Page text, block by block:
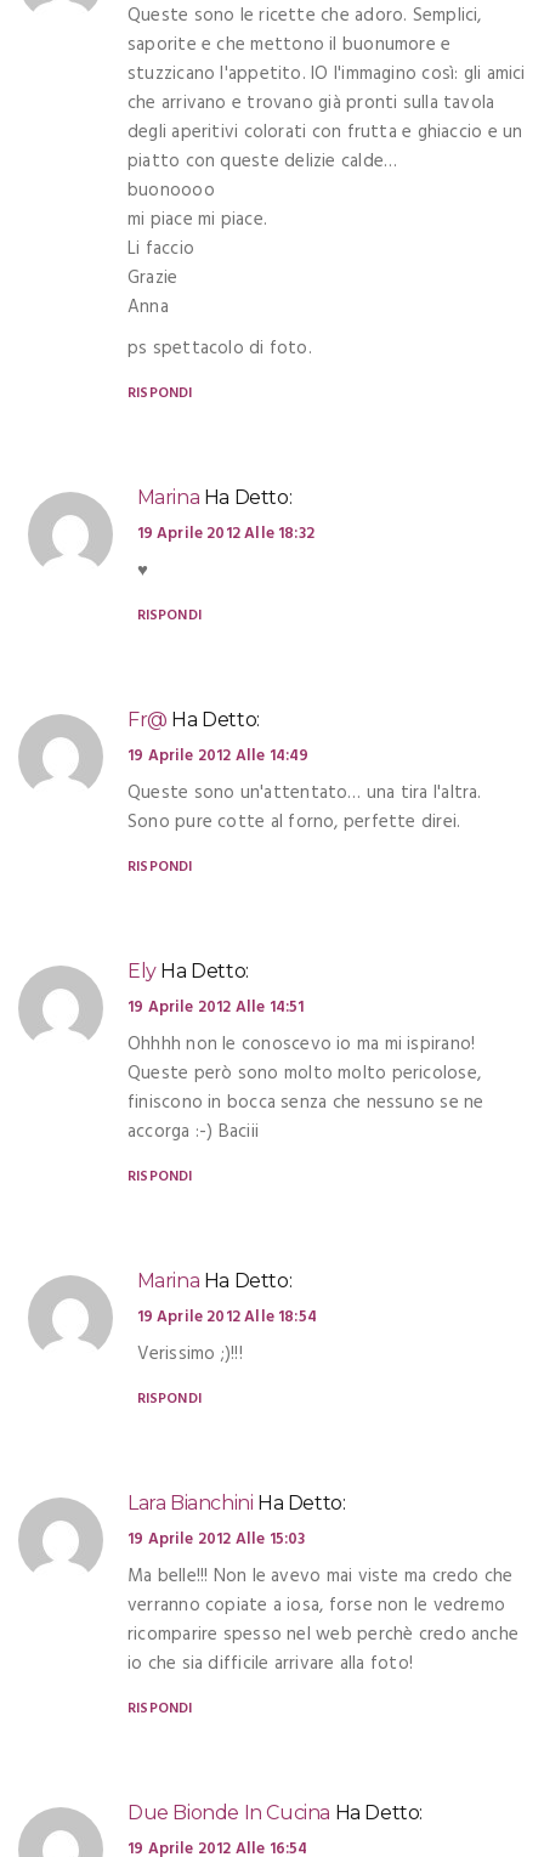
Queste sono le ricette che adoro. Semplici,
saporite e che mettono il buonumore e
stuzzicano l'appetito. IO l'immagino così: gli amici
che arrivano e trovano già pronti sulla tavola
degli aperitivi colorati con frutta e ghiaccio e un
piatto con queste delizie calde…
buonoooo
mi piace mi piace.
Li faccio
Grazie
Anna
ps spettacolo di foto.
RISPONDI
Marina Ha Detto:
19 Aprile 2012 Alle 18:32
♥
RISPONDI
Fr@ Ha Detto:
19 Aprile 2012 Alle 14:49
Queste sono un'attentato… una tira l'altra.
Sono pure cotte al forno, perfette direi.
RISPONDI
Ely Ha Detto:
19 Aprile 2012 Alle 14:51
Ohhhh non le conoscevo io ma mi ispirano!
Queste però sono molto molto pericolose,
finiscono in bocca senza che nessuno se ne
accorga :-) Baciii
RISPONDI
Marina Ha Detto:
19 Aprile 2012 Alle 18:54
Verissimo ;)!!!
RISPONDI
Lara Bianchini Ha Detto:
19 Aprile 2012 Alle 15:03
Ma belle!!! Non le avevo mai viste ma credo che
verranno copiate a iosa, forse non le vedremo
ricomparire spesso nel web perchè credo anche
io che sia difficile arrivare alla foto!
RISPONDI
Due Bionde In Cucina Ha Detto:
19 Aprile 2012 Alle 16:54